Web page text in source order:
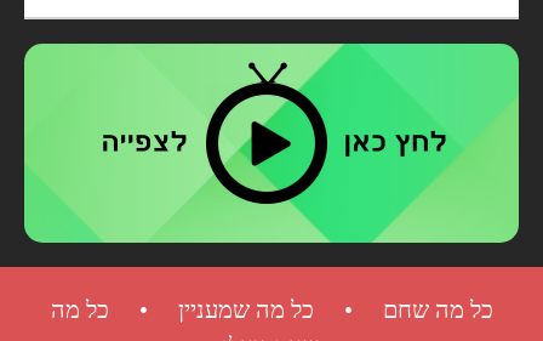
כל מה שחם • כל מה שמעניין • כל מה